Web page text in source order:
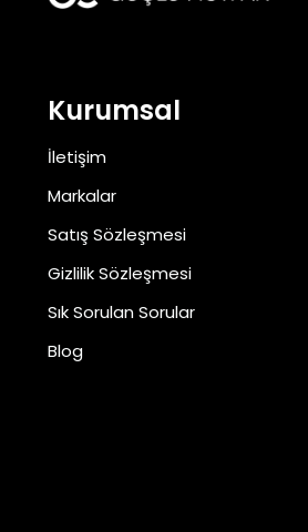
Kurumsal
İletişim
Markalar
Satış Sözleşmesi
Gizlilik Sözleşmesi
Sık Sorulan Sorular
Blog